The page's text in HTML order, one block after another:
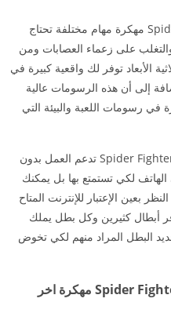
توفر لعبة Spider Fighting Hero Game 2 مهكرة مهام مختلفة تحتاج
والتغلب على زعماء العصابات ومن
الأبعاد توفر لك واقعية كبيرة في
إلى أن هذه الرسومات عالية
في رسومات اللعبة والبيئة التي
لعبة سبايدر فايتر مهكرة Spider Fighter 2 Apk Mod تدعم العمل بدون
الهاتف لكي تستمتع بها بل يمكنك
بعين الإعتبار للإنترنت المتاح
أبطال كثيرين وكل بطل يملك
البطل المراد منهم لكي تخوض
مميزات لعبة الرجل العنكبوت Spider Fighter 2 مهكرة اخر